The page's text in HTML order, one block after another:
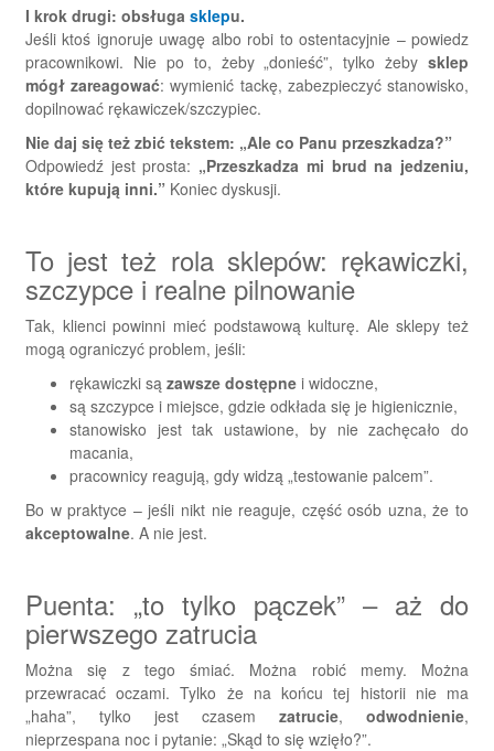
I krok drugi: obsługa sklepu.
Jeśli ktoś ignoruje uwagę albo robi to ostentacyjnie – powiedz
pracownikowi. Nie po to, żeby „donieść”, tylko żeby sklep
mógł zareagować: wymienić tackę, zabezpieczyć stanowisko,
dopilnować rękawiczek/szczypiec.
Nie daj się też zbić tekstem: „Ale co Panu przeszkadza?”
Odpowiedź jest prosta: „Przeszkadza mi brud na jedzeniu,
które kupują inni.” Koniec dyskusji.
To jest też rola sklepów: rękawiczki,
szczypce i realne pilnowanie
Tak, klienci powinni mieć podstawową kulturę. Ale sklepy też
mogą ograniczyć problem, jeśli:
rękawiczki są zawsze dostępne i widoczne,
są szczypce i miejsce, gdzie odkłada się je higienicznie,
stanowisko jest tak ustawione, by nie zachęcało do
macania,
pracownicy reagują, gdy widzą „testowanie palcem”.
Bo w praktyce – jeśli nikt nie reaguje, część osób uzna, że to
akceptowalne. A nie jest.
Puenta: „to tylko pączek” – aż do
pierwszego zatrucia
Można się z tego śmiać. Można robić memy. Można
przewracać oczami. Tylko że na końcu tej historii nie ma
„haha”, tylko jest czasem zatrucie, odwodnienie,
nieprzespana noc i pytanie: „Skąd to się wzięło?”.